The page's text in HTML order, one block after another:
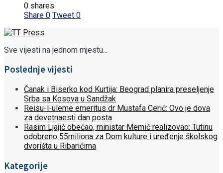
0 shares
Share 0 Tweet 0
Sve vijesti na jednom mjestu...
Poslednje vijesti
Čanak i Biserko kod Kurtija: Beograd planira preseljenje
Srba sa Kosova u Sandžak
Reisu-l-uleme emeritus dr Mustafa Cerić: Ovo je dova
za devetnaesti dan posta
Rasim Ljajić obećao, ministar Memić realizovao: Tutinu
odobreno 55miliona za Dom kulture i uređenje školskog
dvorišta u Ribarićima
Kategorije